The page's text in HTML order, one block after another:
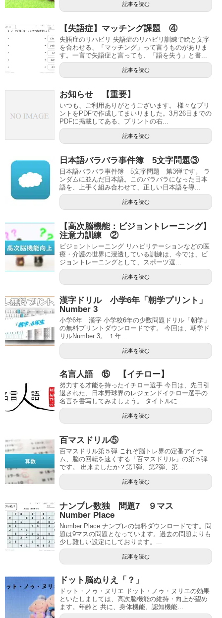
記事を読む
【失語症】マッチング課題 ④
失語症のリハビリ 失語症のリハビリ訓練で絵と文字
を合わせる、「マッチング」って言うものがありま
す。一言で失語症と言っても、「語を失う」と書...
記事を読む
お知らせ 【重要】
いつも、ご利用ありがとうございます。 様々なプリ
ントをPDFで作成してまいりました。3月26日までの
PDFに掲載してある、プリントの右...
記事を読む
日本語バラバラ事件簿 5文字問題③
日本語バラバラ事件簿 5文字問題 第3弾です。 ラ
ンダムに並んだ日本語。このバラバラになった日本
語を、上手く組み合わせて、正しい日本語を導...
記事を読む
【高次脳機能：ビジョントレーニング】
注意力訓練 ②
ビジョントレーニング リハビリテーションなどの医
療・介護の世界に浸透している訓練は、今では、ビ
ジョントレーニングとして、スポーツ選...
記事を読む
漢字ドリル 小学6年「朝学プリント」
Number 3
小学6年 漢字 小学校6年の少数問題ドリル「朝学」
の無料プリントダウンロードです。 今回は、朝学ド
リルNumber 3。 １年...
記事を読む
名言人語 ⑮ 【イチロー】
努力する才能を持ったイチロー選手 今日は、先日引
退された、日本野球界のレジェンドイチロー選手の
名言を書写してみましょう。 タイトルに...
記事を読む
百マスドリル⑤
百マスドリル第５弾 これぞ脳トレ界の定番アイテ
ム、脳の回転を速くする「百マスドリル」の第５弾
です。 出来ましたか？第1弾、第2弾、第...
記事を読む
ナンプレ数独 問題7 ９マス
Number Place
Number Place ナンプレの無料ダウンロードです。問
題は9マスの問題となっています。過去の問題よりも
少し難しい設定にしております。...
記事を読む
ドット脳ぬりえ「？」
ドット・ノゥ・ヌリエ ドット・ノゥ・ヌリエの効果
といたしましては、高次脳機能の維持・向上が望め
ます。年齢と 共に、身体機能、認知機能...